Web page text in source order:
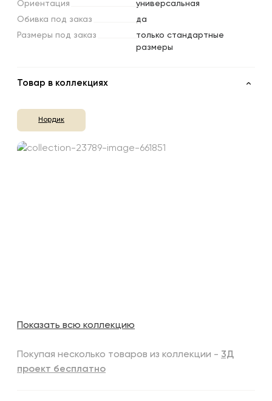
Ориентация
универсальная
Обивка под заказ
да
Размеры под заказ
только стандартные
размеры
Товар в коллекциях
Нордик
Показать всю коллекцию
Покупая несколько товаров из коллекции - 3Д
проект бесплатно